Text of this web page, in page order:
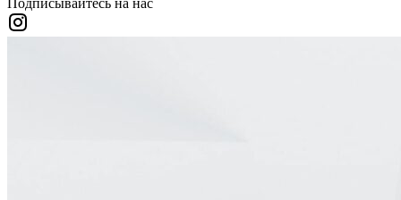
Подписывайтесь на нас